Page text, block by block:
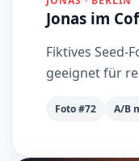
Jonas im
Fiktives Seed-
geeignet für
Foto #72 A/B